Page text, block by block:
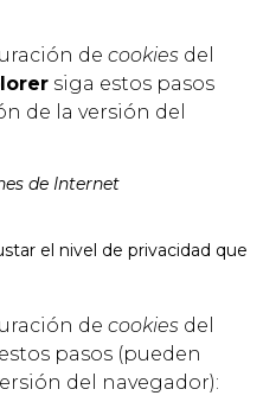
de cookies del
siga estos pasos
de la versión del
de Internet
el nivel de privacidad que
de cookies del
pasos (pueden
del navegador):